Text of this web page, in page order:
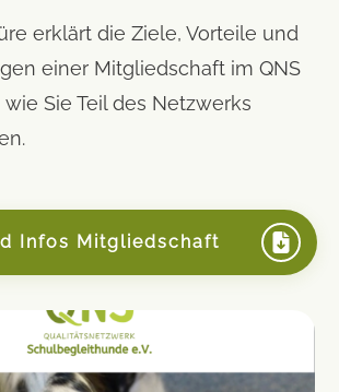
erklärt die Ziele, Vorteile und
einer Mitgliedschaft im QNS
wie Sie Teil des Netzwerks
Infos Mitgliedschaft